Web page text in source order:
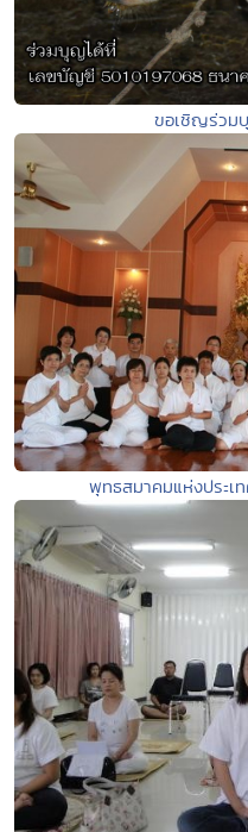
ขอเชิญร่วม
พุทธสมาคมแห่งประเ